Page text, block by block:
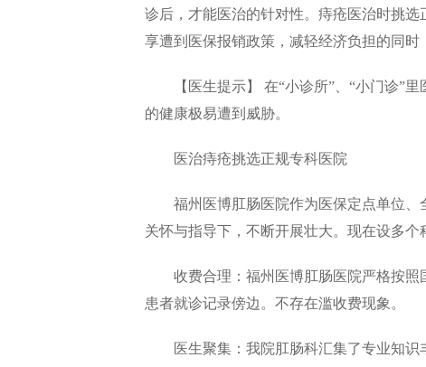
诊后，才能医治的针对性。痔疮医治时挑
享遭到医保报销政策，减轻经济负担的同时
【医生提示】 在“小诊所”、“小门诊”里
的健康极易遭到威胁。
医治痔疮挑选正规专科医院
福州医博肛肠医院作为医保定点单位、
关怀与指导下，不断开展壮大。现在设多个
收费合理：福州医博肛肠医院严格按照
患者就诊记录傍边。不存在滥收费现象。
医生聚集：我院肛肠科汇集了专业知识